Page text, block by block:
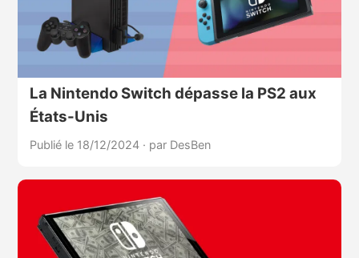
La Nintendo Switch dépasse la PS2 aux
États-Unis
Publié le 18/12/2024 · par DesBen